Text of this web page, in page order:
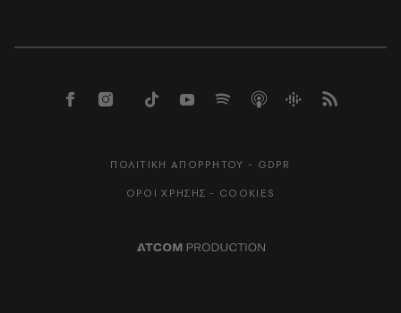
ΠΟΛΙΤΙΚΗ ΑΠΟΡΡΗΤΟΥ - GDPR
ΟΡΟΙ ΧΡΗΣΗΣ - COOKIES